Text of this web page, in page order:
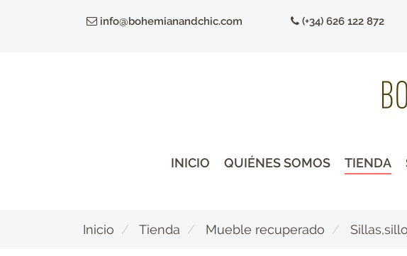
info@bohemianandchic.com (+34) 626 122 872
INICIO QUIÉNES SOMOS TIENDA
Inicio Tienda Mueble recuperado